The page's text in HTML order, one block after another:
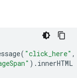
( "click_here" ,
). innerHTML